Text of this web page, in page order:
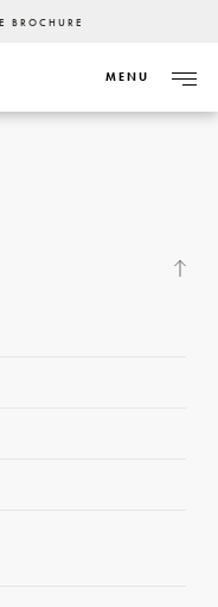
BROCHURE
MENU